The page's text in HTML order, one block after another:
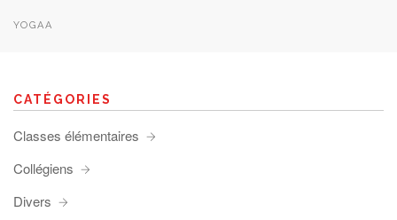
RECHERCHER
YOGAA
CATÉGORIES
Classes élémentaires
Collégiens
Divers